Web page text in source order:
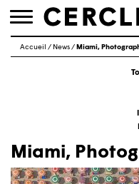
Toggle
Accueil / News/ Miami,
Miami,